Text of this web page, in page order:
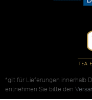
*gilt für Lieferungen innerhalb
entnehmen Sie bitte den